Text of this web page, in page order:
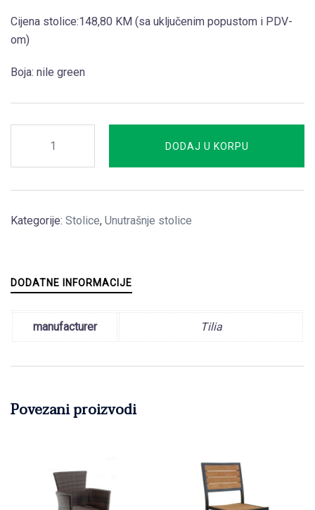
159.00KM. 127.17KM.
Cijena stolice:148,80 KM (sa uključenim popustom i PDV-
om)
Boja: nile green
75cm
barska
DODAJ U KORPU
Kategorije: Stolice, Unutrašnje stolice
DODATNE INFORMACIJE
manufacturer Tilia
Povezani proizvodi